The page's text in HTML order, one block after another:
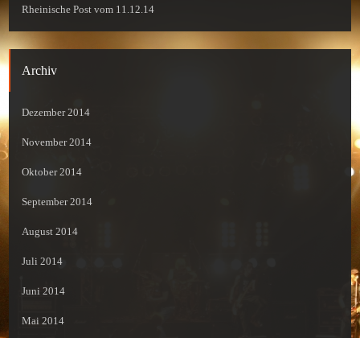
Rheinische Post vom 11.12.14
Archiv
Dezember 2014
November 2014
Oktober 2014
September 2014
August 2014
Juli 2014
Juni 2014
Mai 2014